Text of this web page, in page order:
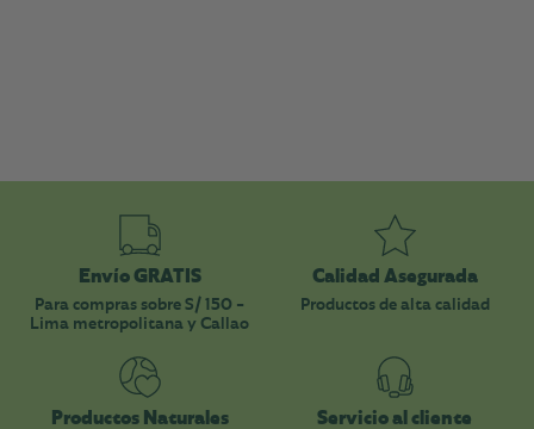
Envío GRATIS
Para compras sobre S/ 150 -
Lima metropolitana y Callao
Calidad Asegurada
Productos de alta calidad
Productos Naturales Servicio al cliente